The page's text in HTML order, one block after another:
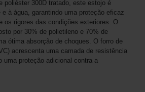
poliéster 300D tratado, este estojo é
à água, garantindo uma proteção eficaz
os rigores das condições exteriores. O
por 30% de polietileno e 70% de
ótima absorção de choques. O forro de
acrescenta uma camada de resistência
uma proteção adicional contra a